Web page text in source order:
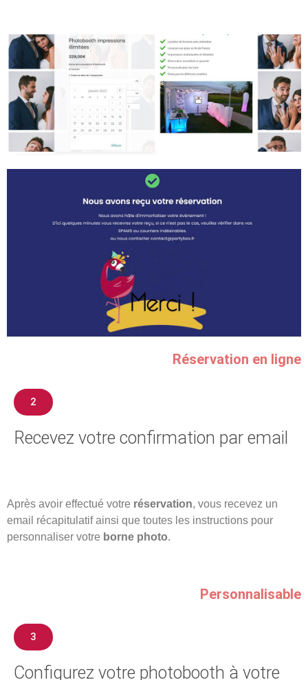
Réservation en ligne
2
Recevez votre confirmation par email
Après avoir effectué votre réservation, vous recevez un
email récapitulatif ainsi que toutes les instructions pour
personnaliser votre borne photo.
Personnalisable
3
Configurez votre photobooth à votre